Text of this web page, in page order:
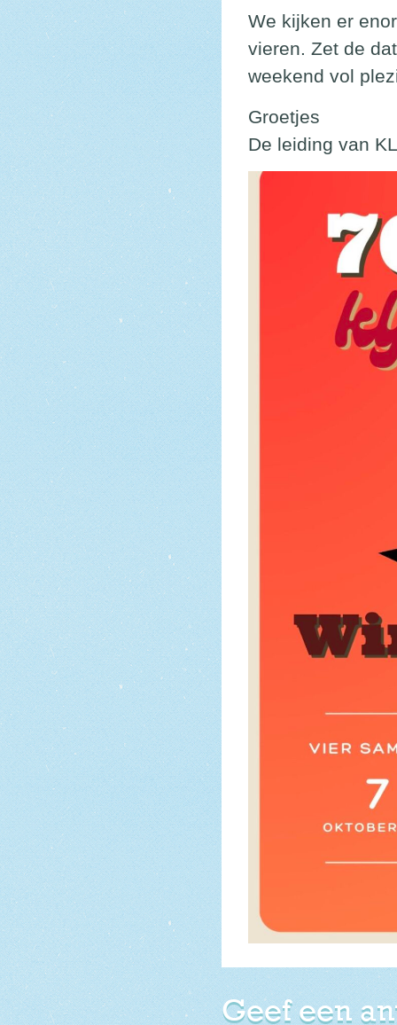
We kijken er
vieren. Zet de
weekend vol
Groetjes
De leiding van
Geef een